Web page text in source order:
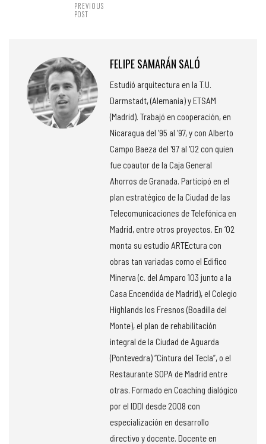
PREVIOUS
POST
FELIPE SAMARÁN SALÓ
Estudió arquitectura en la T.U.
Darmstadt, (Alemania) y ETSAM
(Madrid). Trabajó en cooperación, en
Nicaragua del '95 al '97, y con Alberto
Campo Baeza del '97 al '02 con quien
fue coautor de la Caja General
Ahorros de Granada. Participó en el
plan estratégico de la Ciudad de las
Telecomunicaciones de Telefónica en
Madrid, entre otros proyectos. En ‘02
monta su estudio ARTEctura con
obras tan variadas como el Edifico
Minerva (c. del Amparo 103 junto a la
Casa Encendida de Madrid), el Colegio
Highlands los Fresnos (Boadilla del
Monte), el plan de rehabilitación
integral de la Ciudad de Aguarda
(Pontevedra) “Cintura del Tecla”, o el
Restaurante SOPA de Madrid entre
otras. Formado en Coaching dialógico
por el IDDI desde 2008 con
especialización en desarrollo
directivo y docente. Docente en